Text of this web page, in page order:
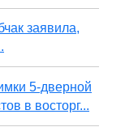
заявила,
5-дверной
в восторг...